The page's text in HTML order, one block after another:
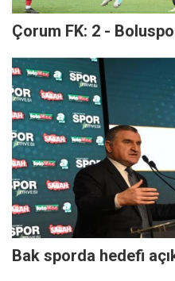
Çorum FK: 2 -
Bak sporda hedefi